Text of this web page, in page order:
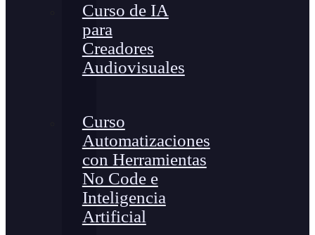
Curso de IA
para
Creadores
Audiovisuales
Curso
Automatizaciones
con Herramientas
No Code e
Inteligencia
Artificial